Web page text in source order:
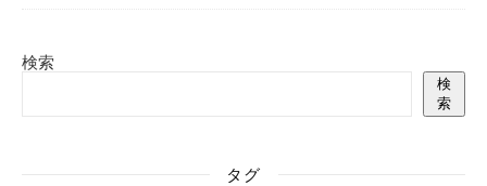
検索
検
索
タグ